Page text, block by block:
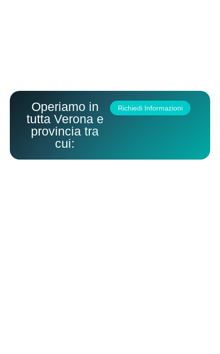
Operiamo in
tutta Verona e
provincia tra
cui:
Richiedi Informazioni